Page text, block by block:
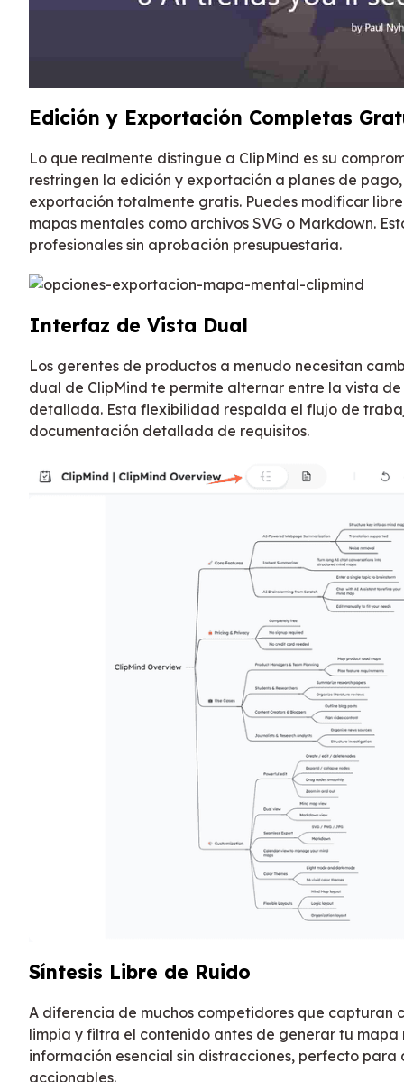
Edición y Exportación Completas
Lo que realmente distingue a ClipMind es su
restringen la edición y exportación a planes de
exportación totalmente gratis. Puedes modificar
mapas mentales como archivos SVG o Markdown.
profesionales sin aprobación presupuestaria.
Interfaz de Vista Dual
Los gerentes de productos a menudo necesitan
dual de ClipMind te permite alternar entre la vista
detallada. Esta flexibilidad respalda el flujo de
documentación detallada de requisitos.
Síntesis Libre de Ruido
A diferencia de muchos competidores que capturan
limpia y filtra el contenido antes de generar tu
información esencial sin distracciones, perfecto
accionables.